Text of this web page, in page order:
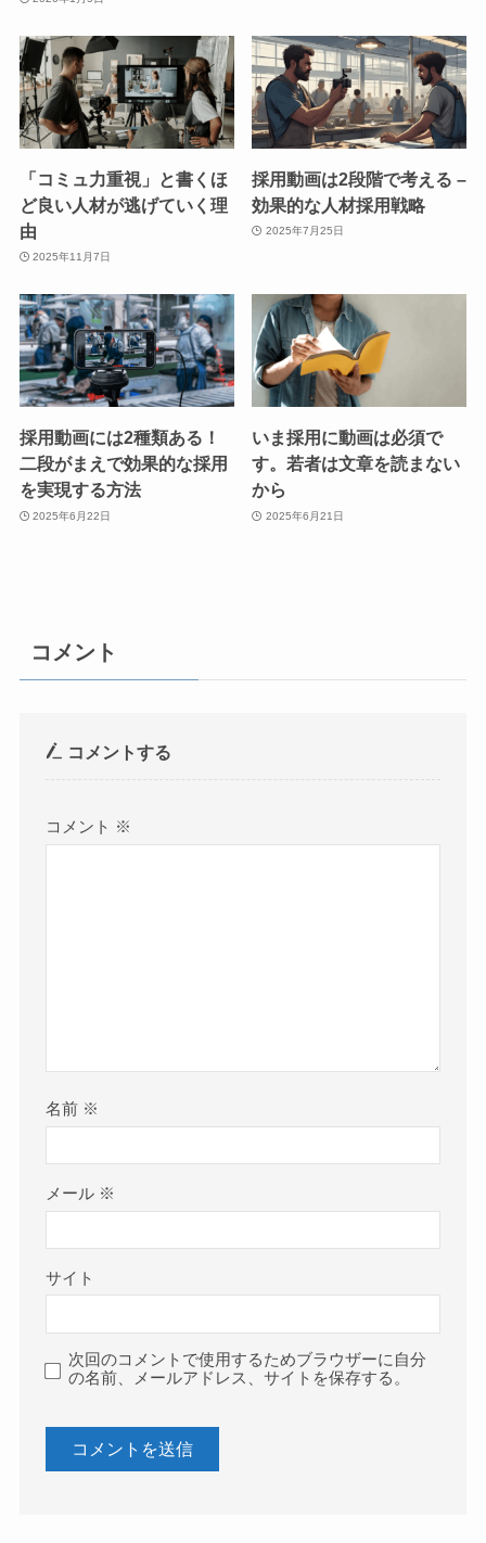
「コミュ力重視」と書くほ
ど良い人材が逃げていく理
由
2025年11月7日
採用動画は2段階で考える –
効果的な人材採用戦略
2025年7月25日
採用動画には2種類ある！
二段がまえで効果的な採用
を実現する方法
2025年6月22日
いま採用に動画は必須で
す。若者は文章を読まない
から
2025年6月21日
コメント
コメントする
コメント ※
名前 ※
メール ※
サイト
次回のコメントで使用するためブラウザーに自分
の名前、メールアドレス、サイトを保存する。